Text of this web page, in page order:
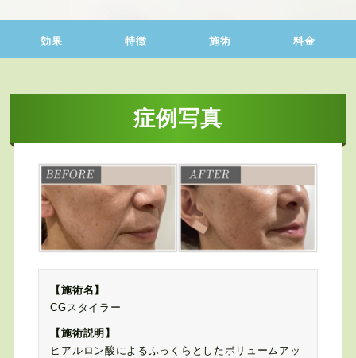
効果 特徴 施術 料金
症例写真
【施術名】
CGスタイラー
【施術説明】
ヒアルロン酸によるふっくらとしたボリュームアッ